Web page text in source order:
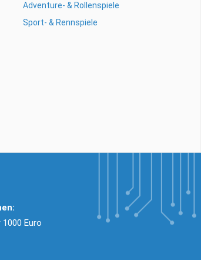
Adventure- & Rollenspiele
Sport- & Rennspiele
Euro